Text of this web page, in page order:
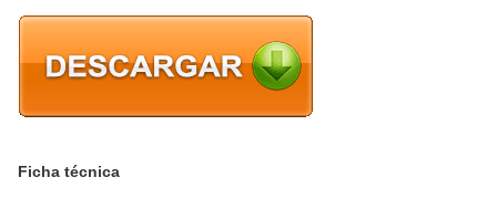
Ficha técnica